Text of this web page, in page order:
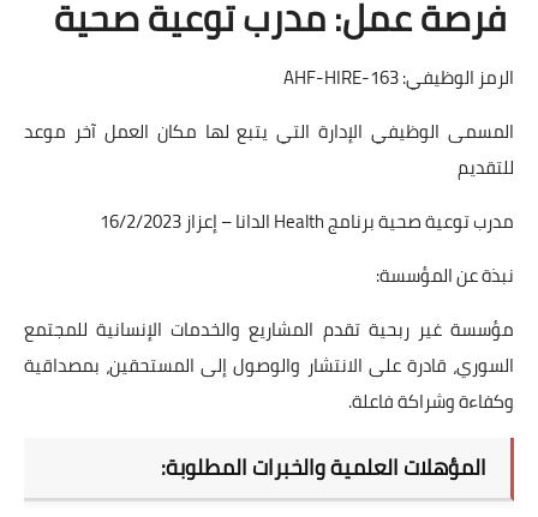
فرصة عمل: مدرب توعية صحية
الرمز الوظيفي: AHF-HIRE-163
المسمى الوظيفي الإدارة التي يتبع لها مكان العمل آخر موعد
للتقديم
مدرب توعية صحية برنامج Health الدانا – إعزاز 16/2/2023
نبذة عن المؤسسة:
مؤسسة غير ربحية تقدم المشاريع والخدمات الإنسانية للمجتمع
السوري، قادرة على الانتشار والوصول إلى المستحقين، بمصداقية
وكفاءة وشراكة فاعلة.
المؤهلات العلمية والخبرات المطلوبة: